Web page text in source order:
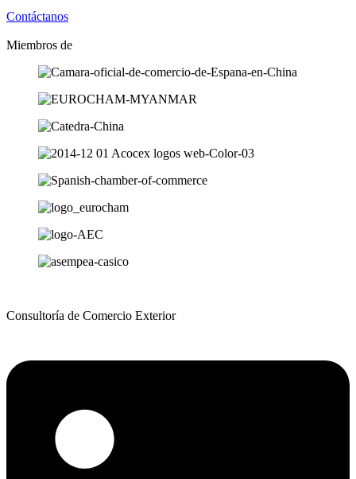
Contáctanos
Miembros de
Consultoría de Comercio Exterior